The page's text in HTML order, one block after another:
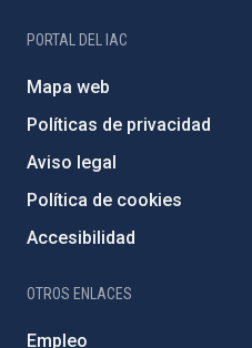
PORTAL DEL IAC
Mapa web
Políticas de privacidad
Aviso legal
Política de cookies
Accesibilidad
OTROS ENLACES
Empleo